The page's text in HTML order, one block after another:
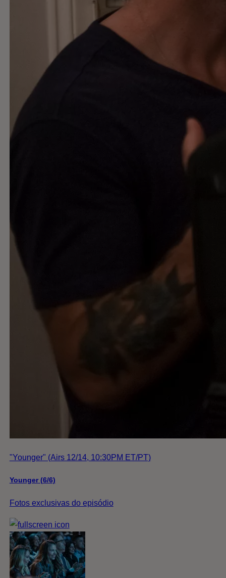
"Younger" (Airs 12/14, 10:30PM ET/PT)
Younger (6/6)
Fotos exclusivas do episódio